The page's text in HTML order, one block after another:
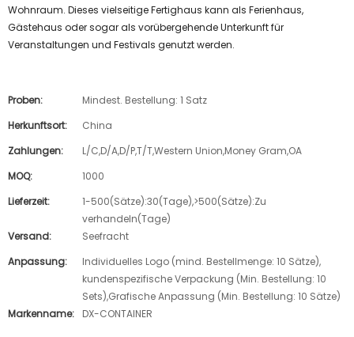
Wohnraum. Dieses vielseitige Fertighaus kann als Ferienhaus,
Gästehaus oder sogar als vorübergehende Unterkunft für
Veranstaltungen und Festivals genutzt werden.
Proben:
Mindest. Bestellung: 1 Satz
Herkunftsort:
China
Zahlungen:
L/C,D/A,D/P,T/T,Western Union,Money Gram,OA
MOQ:
1000
Lieferzeit:
1-500(Sätze):30(Tage),>500(Sätze):Zu
verhandeln(Tage)
Versand:
Seefracht
Anpassung:
Individuelles Logo (mind. Bestellmenge: 10 Sätze),
kundenspezifische Verpackung (Min. Bestellung: 10
Sets),Grafische Anpassung (Min. Bestellung: 10 Sätze)
Markenname:
DX-CONTAINER